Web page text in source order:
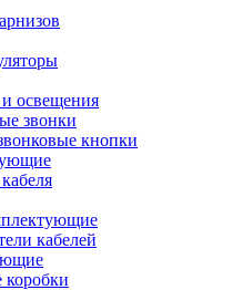
освещения
звонки
кнопки
кабелей
коробки